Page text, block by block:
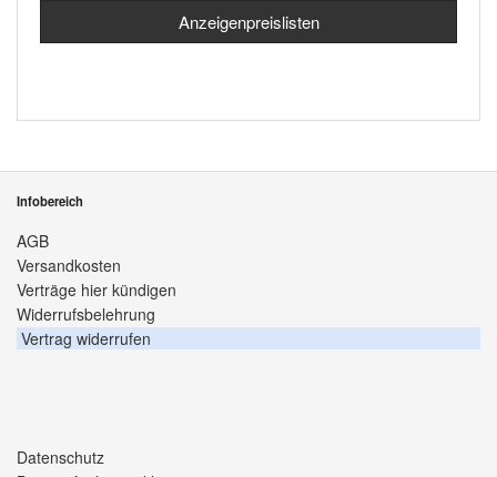
Anzeigenpreislisten
Infobereich
AGB
Versandkosten
Verträge hier kündigen
Widerrufsbelehrung
Vertrag widerrufen
Datenschutz